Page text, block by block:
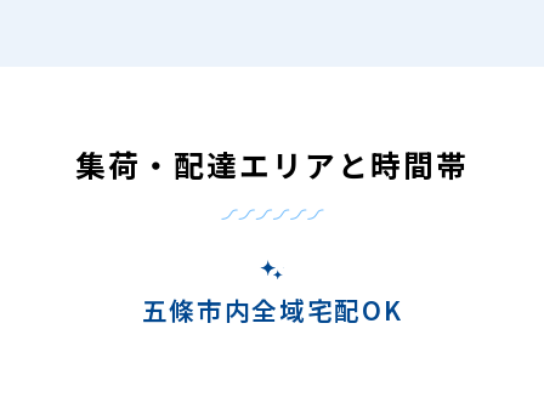
集荷・配達エリアと時間帯
五條市内全域宅配OK